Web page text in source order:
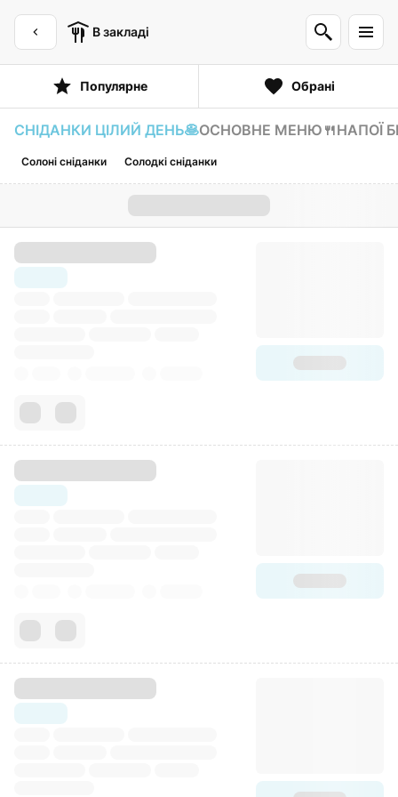
В закладі
Популярне Обрані
СНІДАНКИ ЦІЛИЙ ДЕНЬ🥞ОСНОВНЕ МЕНЮ🍴НАПОЇ
Солоні сніданки Солодкі сніданки